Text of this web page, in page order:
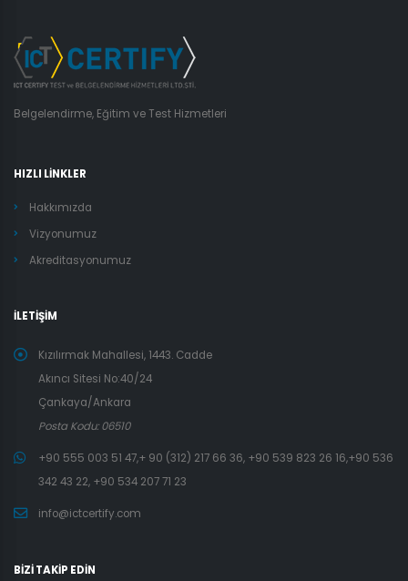
Belgelendirme, Eğitim ve Test Hizmetleri
HIZLI LİNKLER
Hakkımızda
Vizyonumuz
Akreditasyonumuz
İLETİŞİM
Kızılırmak Mahallesi, 1443. Cadde
Akıncı Sitesi No:40/24
Çankaya/Ankara
Posta Kodu: 06510
+90 555 003 51 47,+ 90 (312) 217 66 36, +90 539 823 26 16,+90 536
342 43 22, +90 534 207 71 23
info@ictcertify.com
BİZİ TAKİP EDİN